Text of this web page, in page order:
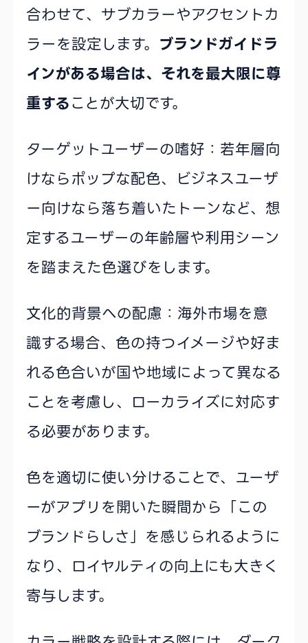
合わせて、サブカラーやアクセントカ
ラーを設定します。 ブランドガイドラ
インがある場合は、それを最大限に尊
重することが大切です。
ターゲットユーザーの嗜好：若年層向
けならポップな配色、ビジネスユーザ
ー向けなら落ち着いたトーンなど、想
定するユーザーの年齢層や利用シーン
を踏まえた色選びをします。
文化的背景への配慮：海外市場を意
識する場合、色の持つイメージや好ま
れる色合いが国や地域によって異なる
ことを考慮し、ローカライズに対応す
る必要があります。
色を適切に使い分けることで、ユーザ
ーがアプリを開いた瞬間から「この
ブランドらしさ」を感じられるように
なり、ロイヤルティの向上にも大きく
寄与します。